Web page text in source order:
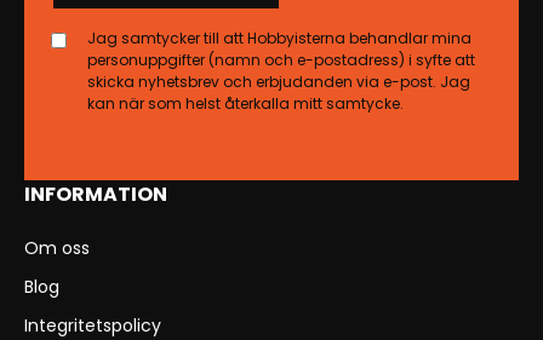
INFORMATION
Om oss
Blog
Integritetspolicy
Jag samtycker till att Hobbyisterna behandlar mina
personuppgifter (namn och e-postadress) i syfte att
skicka nyhetsbrev och erbjudanden via e-post. Jag
kan när som helst återkalla mitt samtycke.